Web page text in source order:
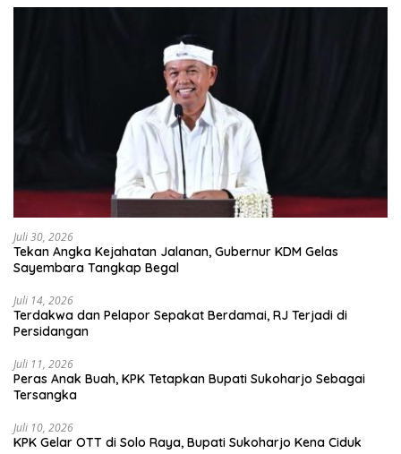
Juli 30, 2026
Tekan Angka Kejahatan Jalanan, Gubernur KDM Gelas
Sayembara Tangkap Begal
Juli 14, 2026
Terdakwa dan Pelapor Sepakat Berdamai, RJ Terjadi di
Persidangan
Juli 11, 2026
Peras Anak Buah, KPK Tetapkan Bupati Sukoharjo Sebagai
Tersangka
Juli 10, 2026
KPK Gelar OTT di Solo Raya, Bupati Sukoharjo Kena Ciduk